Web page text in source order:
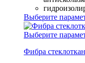
Выберите
Выберите
Фибра